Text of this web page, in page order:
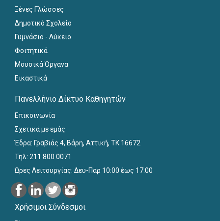
Ξένες Γλώσσες
Δημοτικό Σχολείο
Γυμνάσιο - Λύκειο
Φοιτητικά
Μουσικά Όργανα
Εικαστικά
Πανελλήνιο Δίκτυο Καθηγητών
Επικοινωνία
Σχετικά με εμάς
Έδρα: Γραβιάς 4, Βάρη, Αττική, ΤΚ 16672
Τηλ: 211 800 0071
Ώρες Λειτουργίας: Δευ-Παρ 10:00 έως 17:00
Χρήσιμοι Σύνδεσμοι